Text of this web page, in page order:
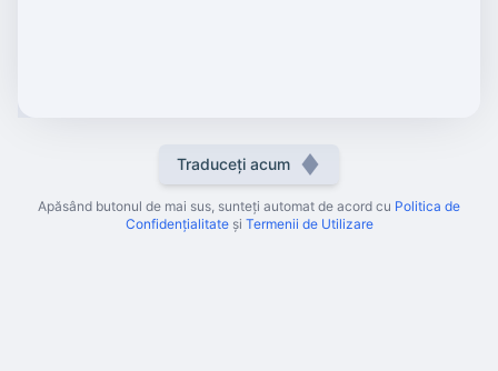
Traduceți acum
Apăsând butonul de mai sus, sunteți automat de acord cu Politica de
Confidențialitate și Termenii de Utilizare